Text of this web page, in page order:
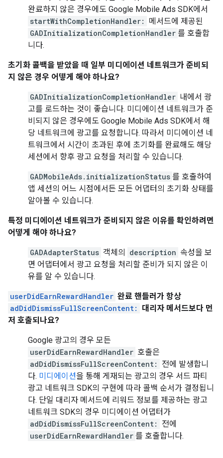
완료하지 않은 경우에도 Google Mobile Ads SDK에서
startWithCompletionHandler:
메서드에 제공된
GADInitializationCompletionHandler 를 호출합
니다.
초기화 콜백을 받았을 때 일부 미디에이션 네트워크가 준비되
지 않은 경우 어떻게 해야 하나요?
GADInitializationCompletionHandler 내에서 광
고를 로드하는 것이 좋습니다. 미디에이션 네트워크가 준
비되지 않은 경우에도 Google Mobile Ads SDK에서 해
당 네트워크에 광고를 요청합니다. 따라서 미디에이션 네
트워크에서 시간이 초과된 후에 초기화를 완료해도 해당
세션에서 향후 광고 요청을 처리할 수 있습니다.
GADMobileAds.initializationStatus 를 호출하여
앱 세션의 어느 시점에서든 모든 어댑터의 초기화 상태를
알아볼 수 있습니다.
특정 미디에이션 네트워크가 준비되지 않은 이유를 확인하려면
어떻게 해야 하나요?
GADAdapterStatus 객체의 description 속성을 보
면 어댑터에서 광고 요청을 처리할 준비가 되지 않은 이
유를 알 수 있습니다.
userDidEarnRewardHandler 완료 핸들러가 항상
adDidDismissFullScreenContent:
대리자 메서드보다 먼
저 호출되나요?
Google 광고의 경우 모든
userDidEarnRewardHandler 호출은
adDidDismissFullScreenContent:
전에 발생합니
다. 미디에이션을 통해 게재되는 광고의 경우 서드 파티
광고 네트워크 SDK의 구현에 따라 콜백 순서가 결정됩니
다. 단일 대리자 메서드에 리워드 정보를 제공하는 광고
네트워크 SDK의 경우 미디에이션 어댑터가
adDidDismissFullScreenContent:
전에
userDidEarnRewardHandler 를 호출합니다.